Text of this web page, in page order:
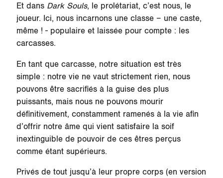
Et dans Dark Souls, le prolétariat, c’est nous, le
joueur. Ici, nous incarnons une classe – une caste,
même ! - populaire et laissée pour compte : les
carcasses.
En tant que carcasse, notre situation est très
simple : notre vie ne vaut strictement rien, nous
pouvons être sacrifiés à la guise des plus
puissants, mais nous ne pouvons mourir
définitivement, constamment ramenés à la vie afin
d’offrir notre âme qui vient satisfaire la soif
inextinguible de pouvoir de ces êtres perçus
comme étant supérieurs.
Privés de tout jusqu’à leur propre corps (en version